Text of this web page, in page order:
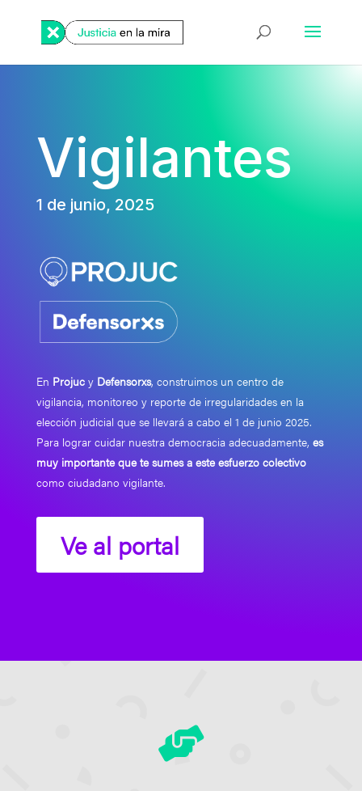
Vigilantes
1 de junio, 2025
En Projucy Defensorxs, construimos un centro de
vigilancia, monitoreo y reporte de irregularidades en la
elección judicial que se llevará a cabo el 1 de junio 2025.
Para lograr cuidar nuestra democracia adecuadamente, es
muy importante que te sumes a este esfuerzo colectivo
como ciudadano vigilante.
Ve al portal
